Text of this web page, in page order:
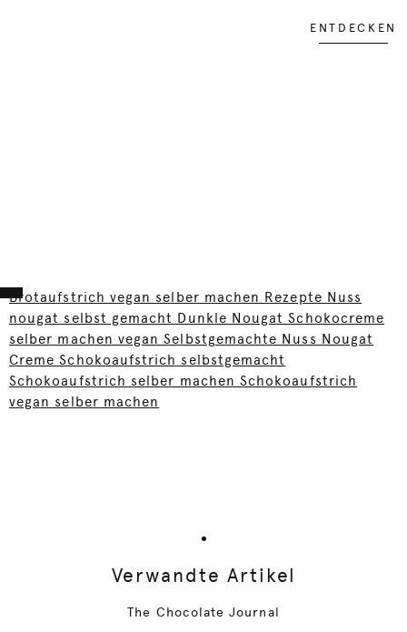
ENTDECKEN
Brotaufstrich vegan selber machen Rezepte Nuss
nougat selbst gemacht Dunkle Nougat Schokocreme
selber machen vegan Selbstgemachte Nuss Nougat
Creme Schokoaufstrich selbstgemacht
Schokoaufstrich selber machen Schokoaufstrich
vegan selber machen
Verwandte Artikel
The Chocolate Journal